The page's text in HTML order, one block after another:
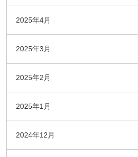
2025年4月
2025年3月
2025年2月
2025年1月
2024年12月